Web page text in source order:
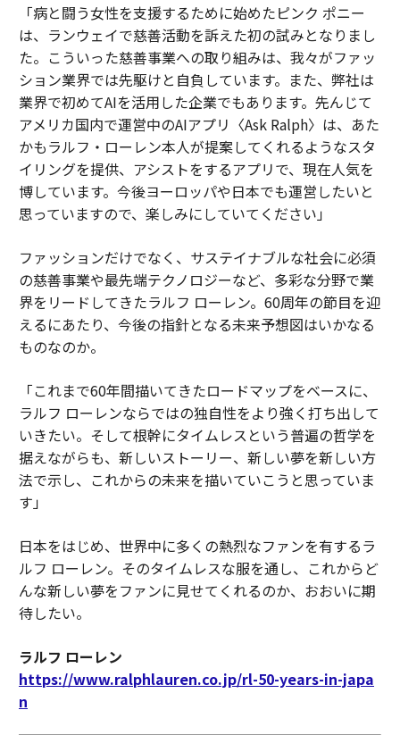
「病と闘う女性を支援するために始めたピンク ポニー
は、ランウェイで慈善活動を訴えた初の試みとなりまし
た。こういった慈善事業への取り組みは、我々がファッ
ション業界では先駆けと自負しています。また、弊社は
業界で初めてAIを活用した企業でもあります。先んじて
アメリカ国内で運営中のAIアプリ〈Ask Ralph〉は、あた
かもラルフ・ローレン本人が提案してくれるようなスタ
イリングを提供、アシストをするアプリで、現在人気を
博しています。今後ヨーロッパや日本でも運営したいと
思っていますので、楽しみにしていてください」
ファッションだけでなく、サステイナブルな社会に必須
の慈善事業や最先端テクノロジーなど、多彩な分野で業
界をリードしてきたラルフ ローレン。60周年の節目を迎
えるにあたり、今後の指針となる未来予想図はいかなる
ものなのか。
「これまで60年間描いてきたロードマップをベースに、
ラルフ ローレンならではの独自性をより強く打ち出して
いきたい。そして根幹にタイムレスという普遍の哲学を
据えながらも、新しいストーリー、新しい夢を新しい方
法で示し、これからの未来を描いていこうと思っていま
す」
日本をはじめ、世界中に多くの熱烈なファンを有するラ
ルフ ローレン。そのタイムレスな服を通し、これからど
んな新しい夢をファンに見せてくれるのか、おおいに期
待したい。
ラルフ ローレン
https://www.ralphlauren.co.jp/rl-50-years-in-japa
n